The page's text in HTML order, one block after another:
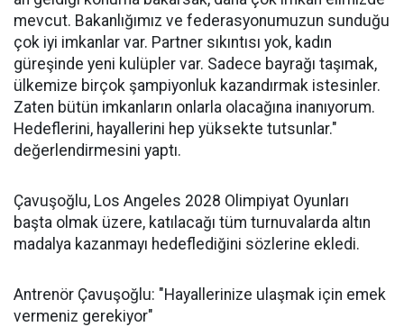
mevcut. Bakanlığımız ve federasyonumuzun sunduğu
çok iyi imkanlar var. Partner sıkıntısı yok, kadın
güreşinde yeni kulüpler var. Sadece bayrağı taşımak,
ülkemize birçok şampiyonluk kazandırmak istesinler.
Zaten bütün imkanların onlarla olacağına inanıyorum.
Hedeflerini, hayallerini hep yüksekte tutsunlar."
değerlendirmesini yaptı.
Çavuşoğlu, Los Angeles 2028 Olimpiyat Oyunları
başta olmak üzere, katılacağı tüm turnuvalarda altın
madalya kazanmayı hedeflediğini sözlerine ekledi.
Antrenör Çavuşoğlu: "Hayallerinize ulaşmak için emek
vermeniz gerekiyor"